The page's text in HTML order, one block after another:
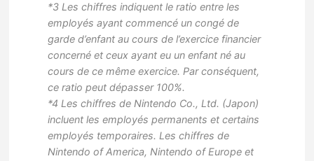
*3 Les chiffres indiquent le ratio entre les
employés ayant commencé un congé de
garde d’enfant au cours de l’exercice financier
concerné et ceux ayant eu un enfant né au
cours de ce même exercice. Par conséquent,
ce ratio peut dépasser 100%.
*4 Les chiffres de Nintendo Co., Ltd. (Japon)
incluent les employés permanents et certains
employés temporaires. Les chiffres de
Nintendo of America, Nintendo of Europe et